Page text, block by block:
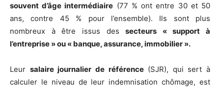
souvent d’âge intermédiaire (77 % ont entre 30 et 50
ans, contre 45 % pour l’ensemble). Ils sont plus
nombreux à être issus dessecteurs « support à
l’entreprise » ou « banque, assurance, immobilier ».
Leur salaire journalier de référence(SJR), qui sert à
calculer le niveau de leur indemnisation chômage, est